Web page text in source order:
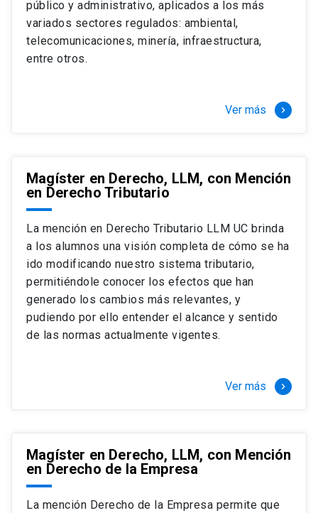
Si optas por la modalidad Full Time:
El LLM UC Full Time es una versión del programa
destinado principalmente a extranjeros, que permite
necesidades y expectativas profesionales, eligiendo
completamente al programa o compatibilizarás un
estudio intenso y exigente, con una muy baja carga
laboral, de marzo a noviembre, para dedicarte
completamente a la actividad de graduación de
diciembre a marzo.
2 cursos mínimos (10 créditos) Primer
semestre
+ 5 cursos a elección (50 créditos) Primer
semestre
+ 4 cursos a elección (40 créditos)
tres meses a tiempo completo (20
Juan Ignacio Piña Rochefort
Director Magíster en Derecho, LLM UC
público y administrativo, aplicados a los más
variados sectores regulados: ambiental,
telecomunicaciones, minería, infraestructura,
entre otros.
Ver más keyboard_arrow_right
Magíster en Derecho, LLM, con Mención
en Derecho Tributario
La mención en Derecho Tributario LLM UC brinda
a los alumnos una visión completa de cómo se ha
ido modificando nuestro sistema tributario,
permitiéndole conocer los efectos que han
generado los cambios más relevantes, y
pudiendo por ello entender el alcance y sentido
de las normas actualmente vigentes.
Ver más keyboard_arrow_right
Magíster en Derecho, LLM, con Mención
en Derecho de la Empresa
La mención Derecho de la Empresa permite que